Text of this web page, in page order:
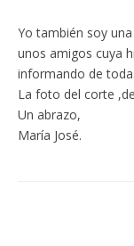
Yo también soy
unos amigos cuya
informando de
La foto del corte
Un abrazo,
María José.